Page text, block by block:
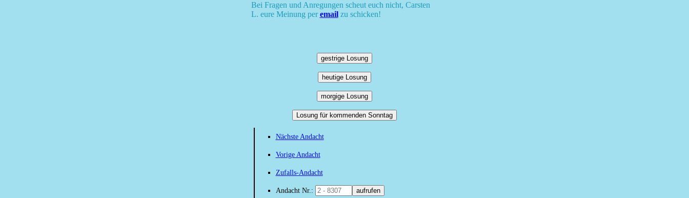
Bei Fragen und Anregungen scheut euch nicht, Carsten
L. eure Meinung peremailzu schicken!
gestrige Losung
heutige Losung
morgige Losung
Losung für kommenden Sonntag
Nächste Andacht
Vorige Andacht
Zufalls-Andacht
Andacht Nr.: aufrufen